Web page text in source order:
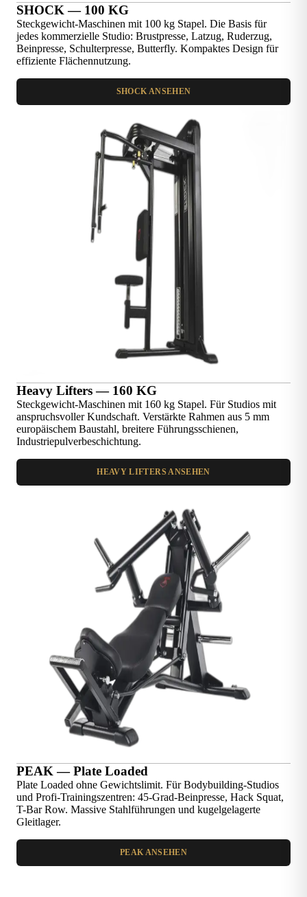
SHOCK — 100 KG
Steckgewicht-Maschinen mit 100 kg Stapel. Die Basis für
jedes kommerzielle Studio: Brustpresse, Latzug, Ruderzug,
Beinpresse, Schulterpresse, Butterfly. Kompaktes Design für
effiziente Flächennutzung.
SHOCK ANSEHEN
Heavy Lifters — 160 KG
Steckgewicht-Maschinen mit 160 kg Stapel. Für Studios mit
anspruchsvoller Kundschaft. Verstärkte Rahmen aus 5 mm
europäischem Baustahl, breitere Führungsschienen,
Industriepulverbeschichtung.
HEAVY LIFTERS ANSEHEN
PEAK — Plate Loaded
Plate Loaded ohne Gewichtslimit. Für Bodybuilding-Studios
und Profi-Trainingszentren: 45-Grad-Beinpresse, Hack Squat,
T-Bar Row. Massive Stahlführungen und kugelgelagerte
Gleitlager.
PEAK ANSEHEN